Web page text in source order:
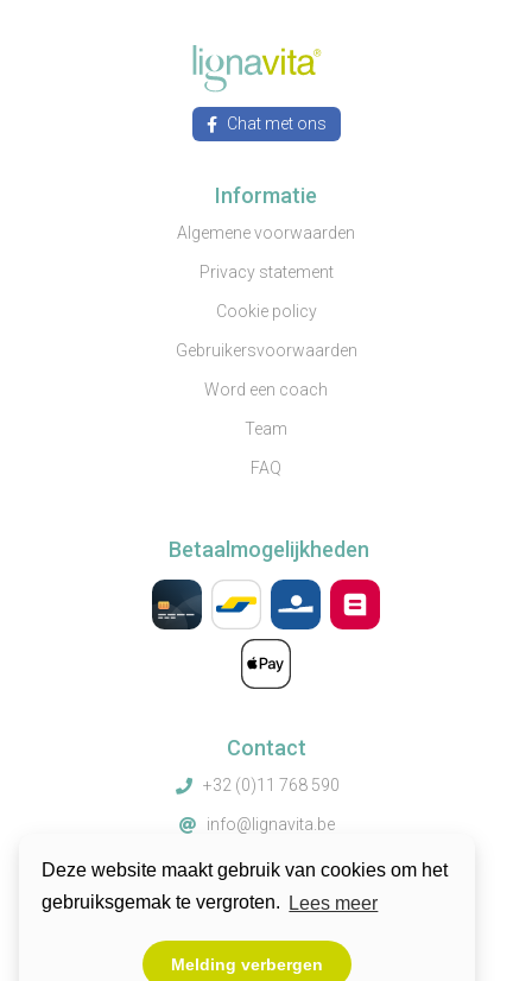
Deze website maakt gebruik van cookies om het
gebruiksgemak te vergroten.
Lees meer
Melding verbergen
Chat met ons
Informatie
Algemene voorwaarden
Privacy statement
Cookie policy
Gebruikersvoorwaarden
Word een coach
Team
FAQ
Betaalmogelijkheden
Contact
+32 (0)11 768 590
info@lignavita.be
Truibroek 67, 3945 Ham, België
© 2026 by Lignavita